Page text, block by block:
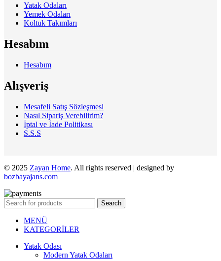
Yatak Odaları
Yemek Odaları
Koltuk Takımları
Hesabım
Hesabım
Alışveriş
Mesafeli Satış Sözleşmesi
Nasıl Sipariş Verebilirim?
İptal ve İade Politikası
S.S.S
© 2025 Zayan Home. All rights reserved | designed by
bozbayajans.com
Search
MENÜ
KATEGORİLER
Yatak Odası
Modern Yatak Odaları